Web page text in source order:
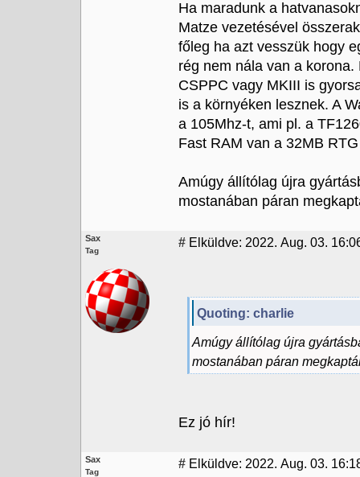
Ha maradunk a
Matze vezetésével
főleg ha azt vesszük hogy
rég nem nála van a
CSPPC vagy MKIII is
is a környéken lesznek. A
a 105Mhz-t, ami pl. a
Fast RAM van a 32MB
Amúgy állítólag újra
mostanában páran
Sax
Tag
# Elküldve: 2022. Aug. 03.
Quoting: charlie
Amúgy állítólag újra
mostanában páran
Ez jó hír!
Sax
Tag
# Elküldve: 2022. Aug. 03.